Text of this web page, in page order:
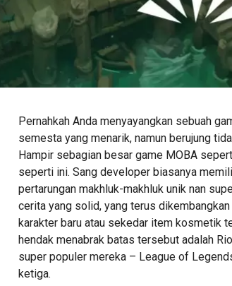
Pernahkah Anda menyayangkan sebuah
semesta yang menarik, namun berujung
Hampir sebagian besar game MOBA
seperti ini. Sang developer biasanya
pertarungan makhluk-makhluk unik nan
cerita yang solid, yang terus
karakter baru atau sekedar item kosmetik
hendak menabrak batas tersebut adalah
super populer mereka – League of
ketiga.